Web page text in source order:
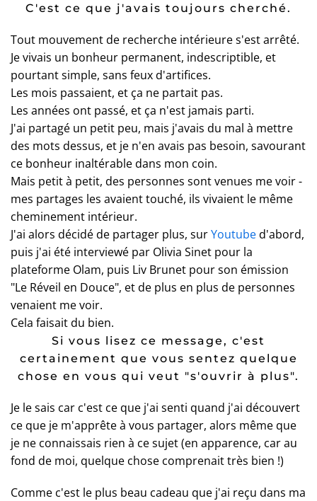
C'est ce que j'avais toujours cherché.
Tout mouvement de recherche intérieure s'est arrêté.
Je vivais un bonheur permanent, indescriptible, et
pourtant simple, sans feux d'artifices.
Les mois passaient, et ça ne partait pas.
Les années ont passé, et ça n'est jamais parti.
J'ai partagé un petit peu, mais j'avais du mal à mettre
des mots dessus, et je n'en avais pas besoin, savourant
ce bonheur inaltérable dans mon coin.
Mais petit à petit, des personnes sont venues me voir -
mes partages les avaient touché, ils vivaient le même
cheminement intérieur.
J'ai alors décidé de partager plus, surYoutubed'abord,
puis j'ai été interviewé par Olivia Sinet pour la
plateforme Olam, puis Liv Brunet pour son émission
"Le Réveil en Douce", et de plus en plus de personnes
venaient me voir.
Cela faisait du bien.
Si vous lisez ce message, c'est
certainement que vous sentez quelque
chose en vous qui veut "s'ouvrir à plus".
Je le sais car c'est ce que j'ai senti quand j'ai découvert
ce que je m'apprête à vous partager, alors même que
je ne connaissais rien à ce sujet (en apparence, car au
fond de moi, quelque chose comprenait très bien !)
Comme c'est le plus beau cadeau que j'ai reçu dans ma